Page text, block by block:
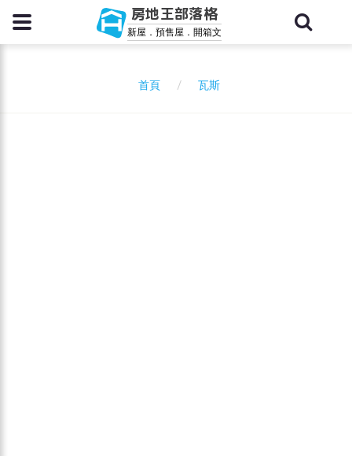
房地王部落格
新屋．預售屋．開箱文
首頁 瓦斯